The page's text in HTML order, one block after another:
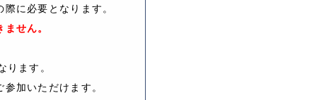
に必要となります。
せん。
ります。
加いただけます。